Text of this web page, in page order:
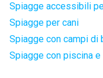
Spiagge accessibili
Spiagge per cani
Spiagge con campi di
Spiagge con piscina